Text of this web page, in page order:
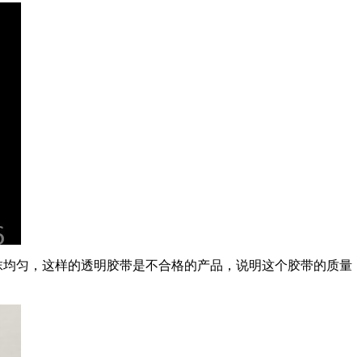
匀，这样的透明胶带是不合格的产品，说明这个胶带的质量